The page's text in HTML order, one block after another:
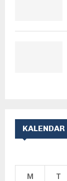
KALENDAR
M T